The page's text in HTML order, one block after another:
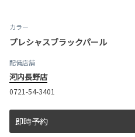
カラー
プレシャスブラックパール
配備店舗
河内長野店
0721-54-3401
即時予約